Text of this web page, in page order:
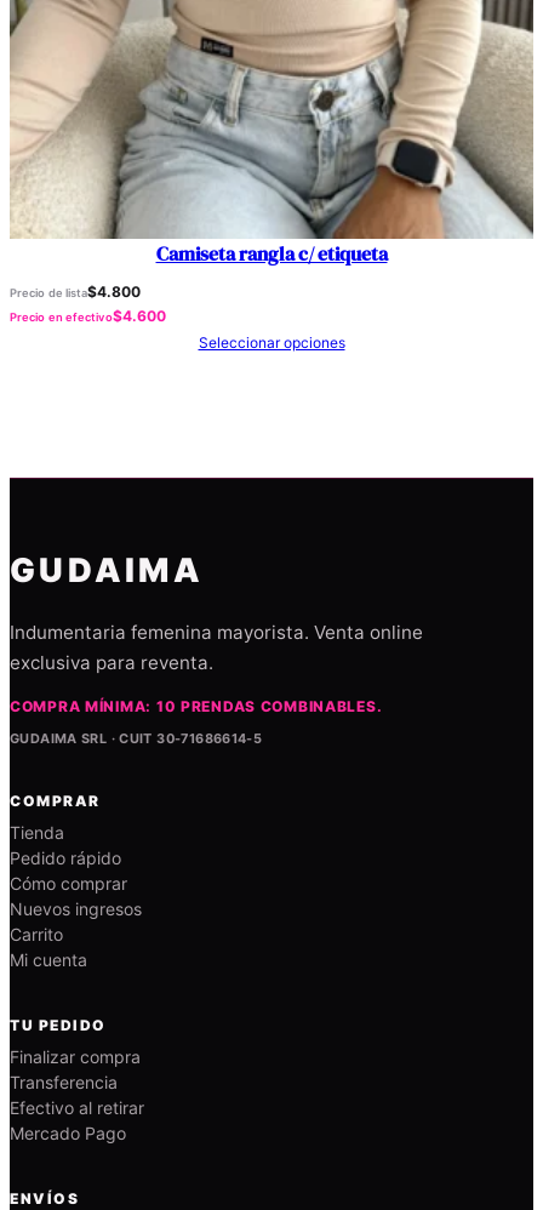
Camiseta rangla c/ etiqueta
Precio de lista$4.800
Precio en efectivo$4.600
Seleccionar opciones
GUDAIMA
Indumentaria femenina mayorista. Venta online
exclusiva para reventa.
COMPRA MÍNIMA: 10 PRENDAS COMBINABLES.
GUDAIMA SRL · CUIT 30-71686614-5
COMPRAR
Tienda
Pedido rápido
Cómo comprar
Nuevos ingresos
Carrito
Mi cuenta
TU PEDIDO
Finalizar compra
Transferencia
Efectivo al retirar
Mercado Pago
ENVÍOS